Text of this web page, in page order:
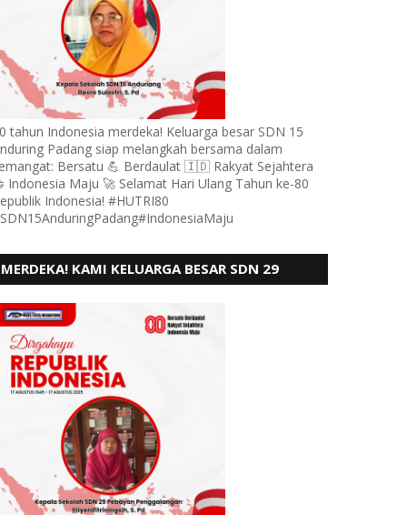
tahun Indonesia merdeka! Keluarga besar SDN 15
Padang siap melangkah bersama dalam
Bersatu 💪 Berdaulat 🇮🇩 Rakyat Sejahtera
Indonesia Maju 🚀 Selamat Hari Ulang Tahun ke-80
Indonesia! #HUTRI80
MERDEKA! KAMI KELUARGA BESAR SDN 29
MENGUCAPKAN HUT RI KE - 80